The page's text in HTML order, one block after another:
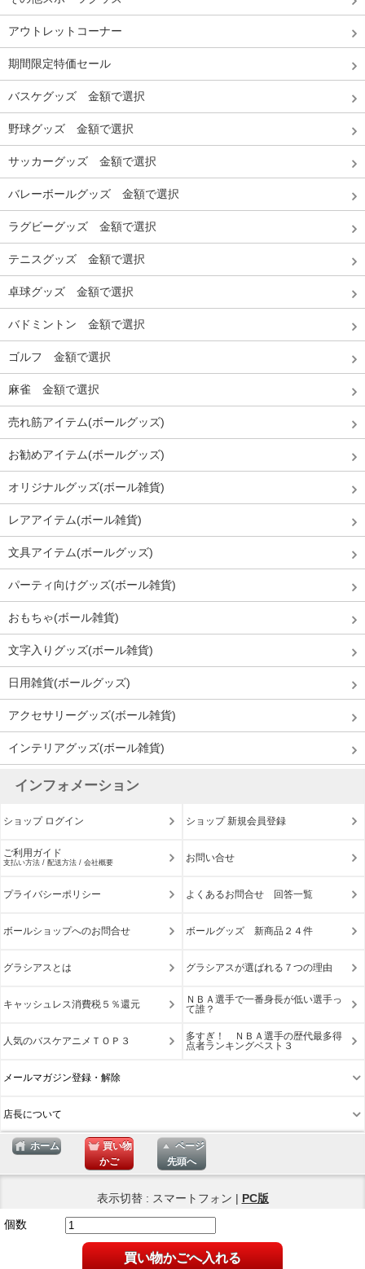
個数
買い物かごへ入れる
アウトレットコーナー
期間限定特価セール
バスケグッズ 金額で選択
野球グッズ 金額で選択
サッカーグッズ 金額で選択
バレーボールグッズ 金額で選択
ラグビーグッズ 金額で選択
テニスグッズ 金額で選択
卓球グッズ 金額で選択
バドミントン 金額で選択
ゴルフ 金額で選択
麻雀 金額で選択
売れ筋アイテム(ボールグッズ)
お勧めアイテム(ボールグッズ)
オリジナルグッズ(ボール雑貨)
レアアイテム(ボール雑貨)
文具アイテム(ボールグッズ)
パーティ向けグッズ(ボール雑貨)
おもちゃ(ボール雑貨)
文字入りグッズ(ボール雑貨)
日用雑貨(ボールグッズ)
アクセサリーグッズ(ボール雑貨)
インテリアグッズ(ボール雑貨)
インフォメーション
ショップ ログイン ショップ 新規会員登録
ご利用ガイド
支払い方法 / 配送方法 / 会社概要 お問い合せ
プライバシーポリシー よくあるお問合せ 回答一覧
ボールショップへのお問合せ ボールグッズ 新商品２４件
グラシアスとは グラシアスが選ばれる７つの理由
キャッシュレス消費税５％還元
ＮＢＡ選手で一番身長が低い選手っ
て誰？
人気のバスケアニメＴＯＰ３
多すぎ！ ＮＢＡ選手の歴代最多得
点者ランキングベスト３
メールマガジン登録・解除
店長について
ホーム
買い物
かご
ページ
先頭へ
表示切替 : スマートフォン | PC版